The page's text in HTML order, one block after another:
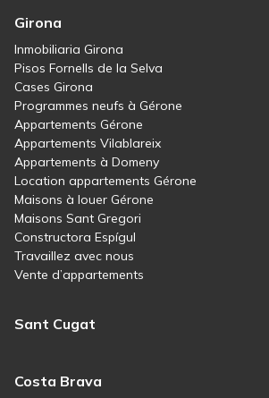
Girona
Inmobiliaria Girona
Pisos Fornells de la Selva
Cases Girona
Programmes neufs à Gérone
Appartements Gérone
Appartements Vilablareix
Appartements à Domeny
Location appartements Gérone
Maisons à louer Gérone
Maisons Sant Gregori
Constructora Espígul
Travaillez avec nous
Vente d’appartements
Sant Cugat
Costa Brava